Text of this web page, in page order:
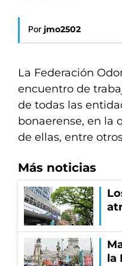
Por jmo2502
La Federación
encuentro de
de todas las
bonaerense, en la
de ellas, entre
Más noticias
la